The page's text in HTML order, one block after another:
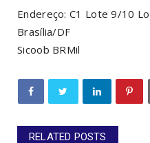
Endereço: C1 Lote 9/10
Brasília/DF
Sicoob BRMil
RELATED POSTS